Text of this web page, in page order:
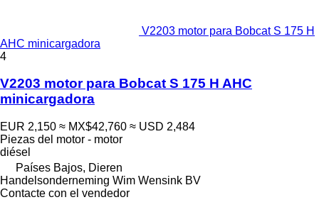
V2203 motor para Bobcat S 175 H
AHC minicargadora
4
V2203 motor para Bobcat S 175 H AHC
minicargadora
EUR 2,150 ≈ MX$42,760 ≈ USD 2,484
Piezas del motor - motor
diésel
Países Bajos, Dieren
Handelsonderneming Wim Wensink BV
Contacte con el vendedor